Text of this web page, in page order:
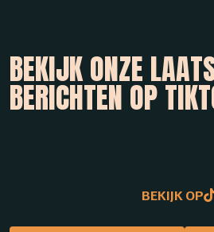
BEKIJK ONZE
BERICHTEN OP
BEKIJK OP